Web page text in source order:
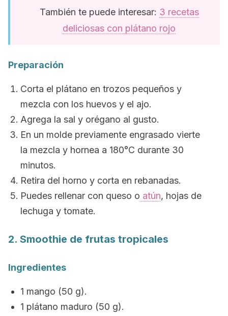
También te puede interesar: 3 recetas
deliciosas con plátano rojo
Preparación
Corta el plátano en trozos pequeños y
mezcla con los huevos y el ajo.
Agrega la sal y orégano al gusto.
En un molde previamente engrasado vierte
la mezcla y hornea a 180°C durante 30
minutos.
Retira del horno y corta en rebanadas.
Puedes rellenar con queso o atún, hojas de
lechuga y tomate.
2. Smoothie de frutas tropicales
Ingredientes
1 mango (50 g).
1 plátano maduro (50 g).